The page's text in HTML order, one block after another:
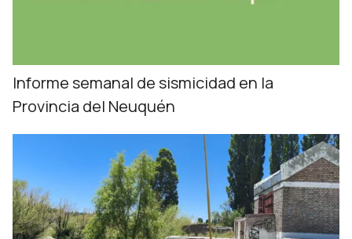
Informe semanal de sismicidad en la
Provincia del Neuquén